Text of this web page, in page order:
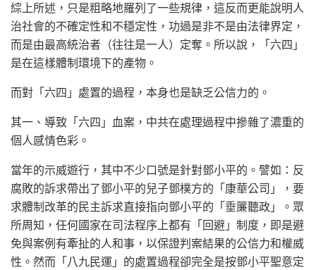
綜上所述，只是粗略地羅列了一些規律，這反而更能說明人
治社會的不確定性和不穩定性，功過是非不是由法律界定，
而是由最高統治者（往往是一人）定奪。所以說，「六四」
是在這樣體制環境下的產物。
而對「六四」處置的過程，本身也是缺乏公信力的。
其一、導致「六四」血案，中共在處理過程中摻雜了濃重的
個人感情色彩。
當年的示威遊行，其中不少口號是針對鄧小平的。譬如：反
腐敗的訴求帶出了鄧小平的兒子鄧樸方的「康華公司」，要
求體制改革的民主訴求直接指向鄧小平的「垂簾聽政」。眾
所周知，任何國家在司法程序上都有「回避」制度，即是避
免與案例有牽扯的人和事，以保證判案結果的公信力和權威
性。然而「八九民運」的處置過程卻完全是按鄧小平聖意定